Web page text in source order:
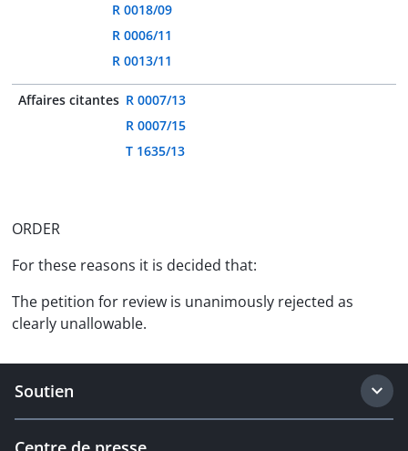
R 0018/09
R 0006/11
R 0013/11
Affaires citantes R 0007/13
R 0007/15
T 1635/13
ORDER
For these reasons it is decided that:
The petition for review is unanimously rejected as
clearly unallowable.
Soutien